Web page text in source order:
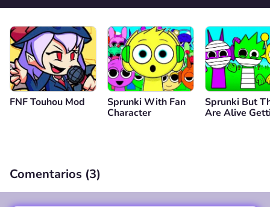
FNF Touhou Mod
Sprunki With Fan
Character
Sprunki But
Are Alive
Comentarios (3)